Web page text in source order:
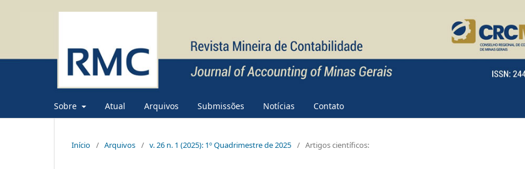
Sobre Atual Arquivos Submissões Notícias Contato
Início / Arquivos / v. 26 n. 1 (2025): 1º Quadrimestre de 2025 / Artigos científicos: